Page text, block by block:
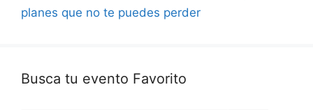
planes que no te puedes perder
Busca tu evento Favorito